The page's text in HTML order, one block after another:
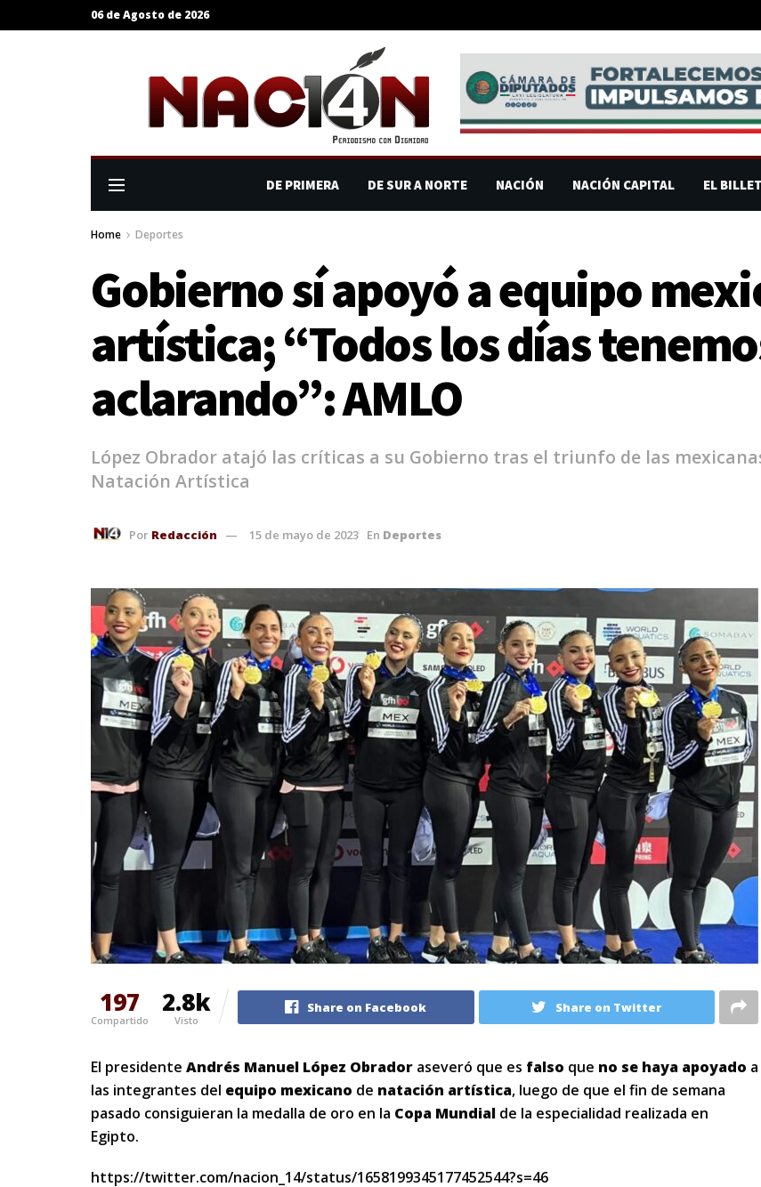
06 de Agosto de 2026
DE PRIMERA DE SUR A NORTE NACIÓN NACIÓN CAPITAL EL
Home Deportes
Gobierno sí apoyó a equipo
artística; “Todos los días
aclarando”: AMLO
López Obrador atajó las críticas a su Gobierno tras el triunfo de las
Natación Artística
Por Redacción 15 de mayo de 2023 En Deportes
197
Compartido
2.8k
Visto
Share on Facebook Share on Twitter
El presidente Andrés Manuel López Obrador aseveró que es falso que no se haya apoyado a
las integrantes del equipo mexicano de natación artística, luego de que el fin de semana
pasado consiguieran la medalla de oro en la Copa Mundial de la especialidad realizada en
Egipto.
https://twitter.com/nacion_14/status/1658199345177452544?s=46